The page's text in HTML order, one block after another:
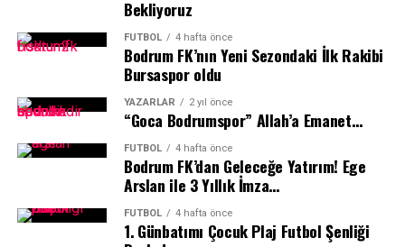
nitelikli ve güvenli eğitim olanaklarına erişebilmesi için
çalışmalarını kararlılıkla sürdürüyor.
başlayacak ve üç gün sürecek yarışta sporcular, her gün
188 kilometrelik zorlu etaplarda finişe ulaşmak için ter
Muğla ve Türkiye’nin Tanıtımına Katkı
Sağlayacak
Uluslararası birçok önemli takımın yer alacağı
organizasyonda Muğla Büyükşehir Belediyesi Kıta
Bisiklet Takımı yalnızca sportif başarı için değil,
Muğla’nın ve Türkiye’nin tanıtımı için de önemli bir
Bekliyoruz
FUTBOL 4 hafta önce
Bodrum FK’nın Yeni Sezondaki İlk Rakibi
Bursaspor oldu
YAZARLAR 2 yıl önce
“Goca Bodrumspor” Allah’a Emanet…
FUTBOL 4 hafta önce
Bodrum FK’dan Geleceğe Yatırım! Ege
Arslan ile 3 Yıllık İmza…
FUTBOL 4 hafta önce
1.⁠ ⁠Günbatımı Çocuk Plaj Futbol Şenliği